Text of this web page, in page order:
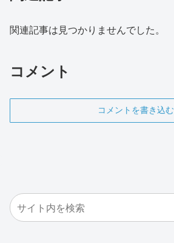
関連記事は見つかりませんでした。
コメント
コメントを書き込む